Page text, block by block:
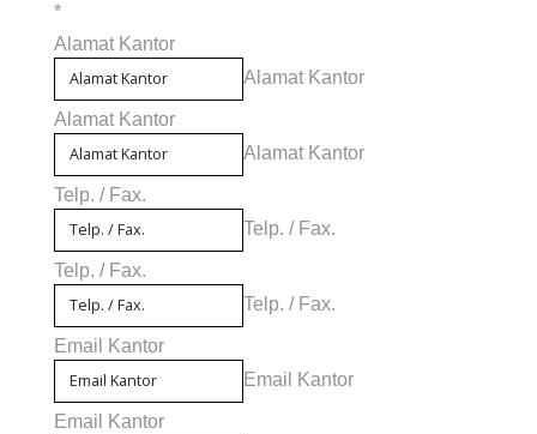
*
Alamat Kantor
Alamat Kantor
Alamat Kantor
Alamat Kantor
Telp. / Fax.
Telp. / Fax.
Telp. / Fax.
Telp. / Fax.
Email Kantor
Email Kantor
Email Kantor